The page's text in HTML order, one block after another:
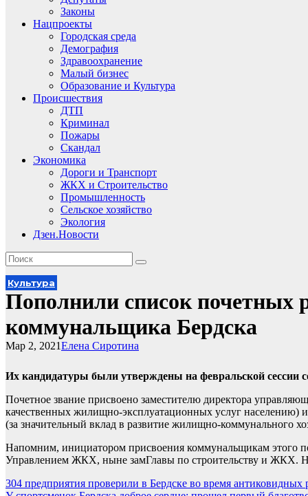
Законы
Нацпроекты
Городская среда
Демография
Здравоохранение
Малый бизнес
Образование и Культура
Происшествия
ДТП
Криминал
Пожары
Скандал
Экономика
Дороги и Транспорт
ЖКХ и Строительство
Промышленность
Сельское хозяйство
Экология
Дзен.Новости
Культура
Пополнили список
коммунальщика Бердска
Елена Сиротина
Мар 2, 2021
Их кандидатуры были утверждены на февральской сессии
Почетное звание присвоено заместителю директора
качественных жилищно-эксплуатационных услуг
(за значительный вклад в развитие жилищно-коммунального
Напомним, инициатором присвоения коммунальщикам этого
Управлением ЖКХ, ныне замГлавы по строительству и ЖКХ.
Навигация
304 предприятия проверили в Бердске во время антиковидных